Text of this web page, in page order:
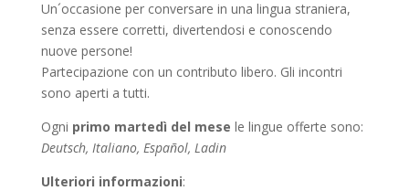
Un´occasione per conversare in una lingua straniera,
senza essere corretti, divertendosi e conoscendo
nuove persone!
Partecipazione con un contributo libero. Gli incontri
sono aperti a tutti.
Ogni primo martedì del mese le lingue offerte sono:
Deutsch, Italiano, Español, Ladin
Ulteriori informazioni: